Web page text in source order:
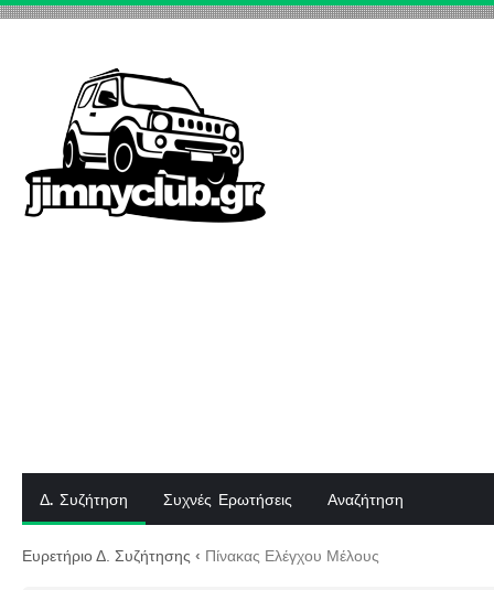
Δ. Συζήτηση Συχνές Ερωτήσεις Αναζήτηση
Ευρετήριο Δ. Συζήτησης ‹ Πίνακας Ελέγχου Μέλους